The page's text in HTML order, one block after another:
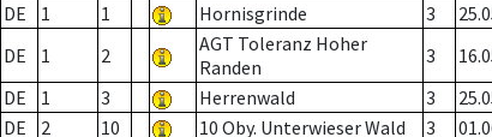
DE
1 1 Hornisgrinde 3
DE
1 2
AGT Toleranz Hoher
Randen
3
DE
1 3 Herrenwald 3
DE
2 10 10 Oby. Unterwieser Wald 3